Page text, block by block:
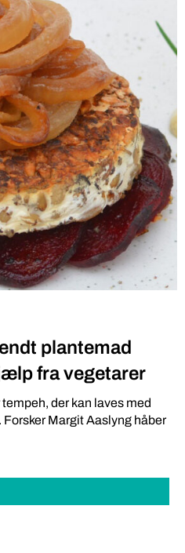
plantemad
fra vegetarer
der kan laves med
Margit Aaslyng håber